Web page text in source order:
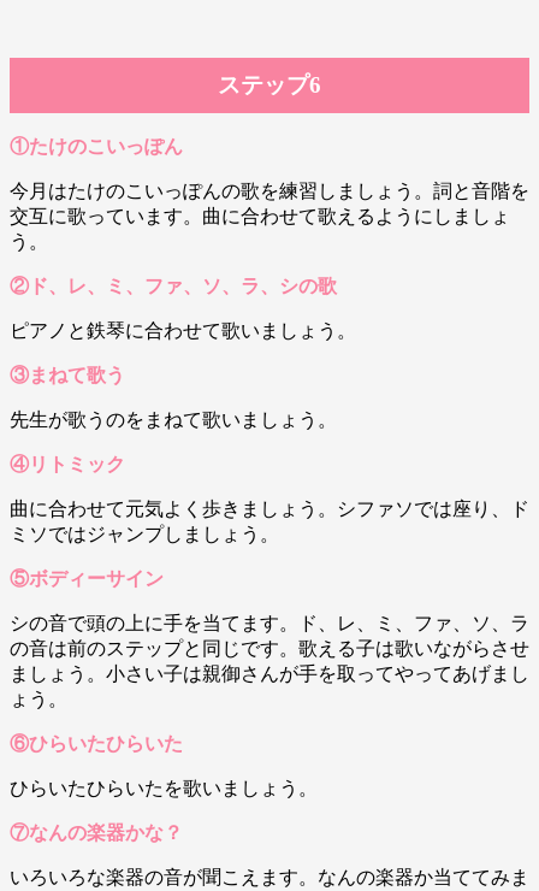
ステップ6
①たけのこいっぽん
今月はたけのこいっぽんの歌を練習しましょう。詞と音階を
交互に歌っています。曲に合わせて歌えるようにしましょ
う。
②ド、レ、ミ、ファ、ソ、ラ、シの歌
ピアノと鉄琴に合わせて歌いましょう。
③まねて歌う
先生が歌うのをまねて歌いましょう。
④リトミック
曲に合わせて元気よく歩きましょう。シファソでは座り、ド
ミソではジャンプしましょう。
⑤ボディーサイン
シの音で頭の上に手を当てます。ド、レ、ミ、ファ、ソ、ラ
の音は前のステップと同じです。歌える子は歌いながらさせ
ましょう。小さい子は親御さんが手を取ってやってあげまし
ょう。
⑥ひらいたひらいた
ひらいたひらいたを歌いましょう。
⑦なんの楽器かな？
いろいろな楽器の音が聞こえます。なんの楽器か当ててみま